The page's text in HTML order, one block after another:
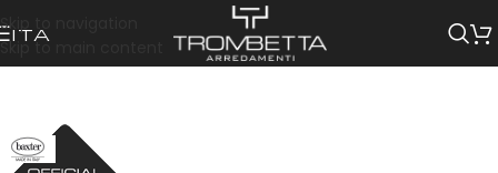
Skip to navigation
Skip to main content
ITA